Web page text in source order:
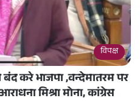
विपक्ष
करे भाजपा ,वन्देमातरम पर
मिश्रा मोना, कांग्रेस